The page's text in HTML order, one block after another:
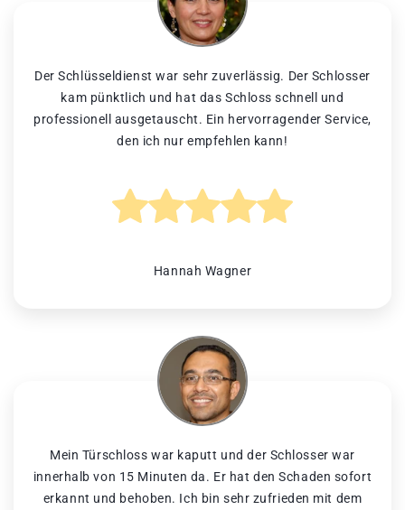
Der Schlüsseldienst war sehr zuverlässig. Der Schlosser
kam pünktlich und hat das Schloss schnell und
professionell ausgetauscht. Ein hervorragender Service,
den ich nur empfehlen kann!
Hannah Wagner
Mein Türschloss war kaputt und der Schlosser war
innerhalb von 15 Minuten da. Er hat den Schaden sofort
erkannt und behoben. Ich bin sehr zufrieden mit dem